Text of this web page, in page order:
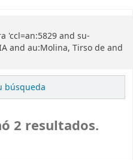
'ccl=an:5829 and su-
and au:Molina, Tirso de and
búsqueda
2 resultados.